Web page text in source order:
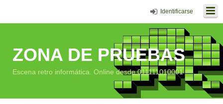
Identificarse
ZONA DE PRUEBAS
Escena retro informática. Online desde 011111010001